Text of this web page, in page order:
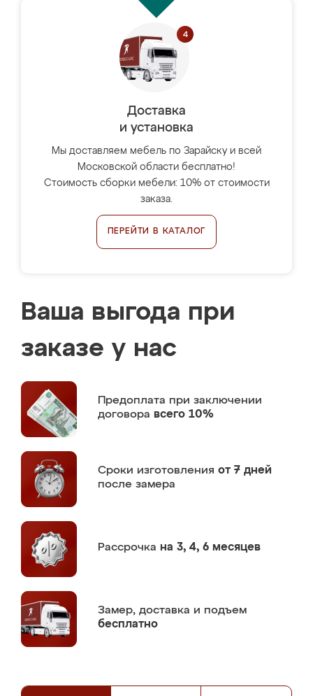
Доставка
и установка
Мы доставляем мебель по Зарайску и всей
Московской области бесплатно!
Стоимость сборки мебели: 10% от стоимости
заказа.
ПЕРЕЙТИ В КАТАЛОГ
Ваша выгода при
заказе у нас
Предоплата при заключении
договора всего 10%
Сроки изготовления от 7 дней
после замера
Рассрочка на 3, 4, 6 месяцев
Замер, доставка и подъем
бесплатно